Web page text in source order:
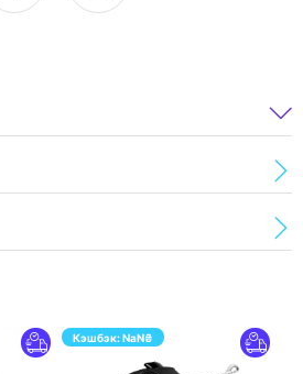
Кэшбэк:NaN₴